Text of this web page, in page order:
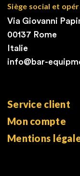
Siège social et
Via Giovanni
00137 Rome
Italie
info@bar-
Service client
Mon compte
Mentions